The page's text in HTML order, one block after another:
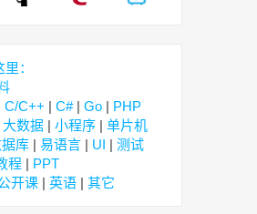
：
C/C++ | C#| Go | PHP
大数据 | 小程序 | 单片机
库 | 易语言 | UI | 测试
程 | PPT
开课 | 英语 | 其它